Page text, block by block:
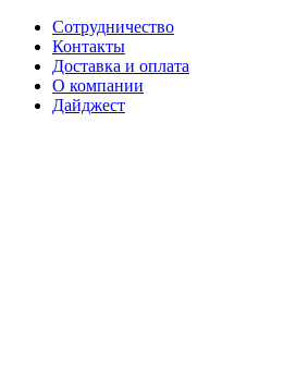
Сотрудничество
Контакты
Доставка и оплата
О компании
Дайджест